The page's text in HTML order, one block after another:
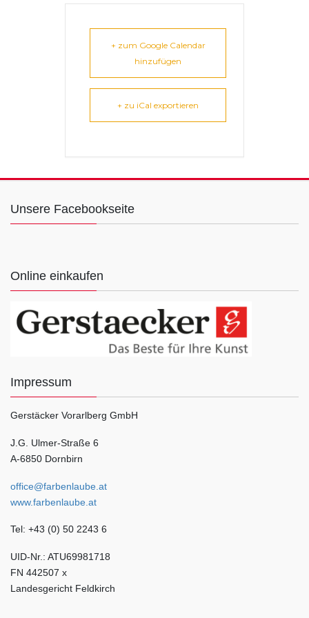
+ zum Google Calendar
hinzufügen
+ zu iCal exportieren
Unsere Facebookseite
Online einkaufen
Impressum
Gerstäcker Vorarlberg GmbH
J.G. Ulmer-Straße 6
A-6850 Dornbirn
office@farbenlaube.at
www.farbenlaube.at
Tel: +43 (0) 50 2243 6
UID-Nr.: ATU69981718
FN 442507 x
Landesgericht Feldkirch